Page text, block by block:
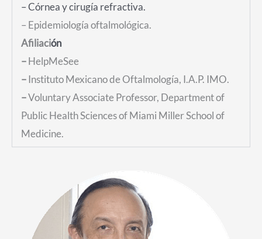
– Córnea y cirugía refractiva.
– Epidemiología oftalmológica.
Afiliación
–HelpMeSee
–Instituto Mexicano de Oftalmología, I.A.P. IMO.
–Voluntary Associate Professor, Department of
Public Health Sciences of Miami Miller School of
Medicine.